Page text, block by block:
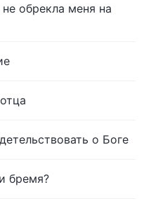
обрекла меня на
о Боге
бремя?